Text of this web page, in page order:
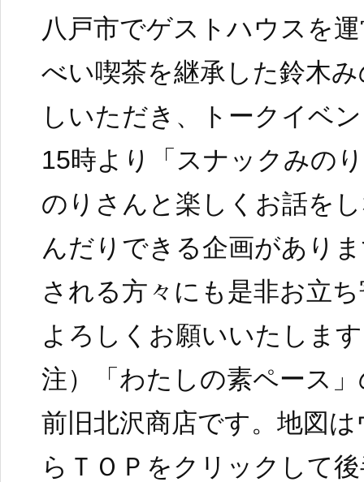
八戸市でゲストハウスを
べい喫茶を継承した鈴木
しいただき、トークイベ
15時より「スナックみの
のりさんと楽しくお話を
んだりできる企画があり
される方々にも是非お立
よろしくお願いいたしま
注）「わたしの素ペース
前旧北沢商店です。地図
らＴＯＰをクリックして